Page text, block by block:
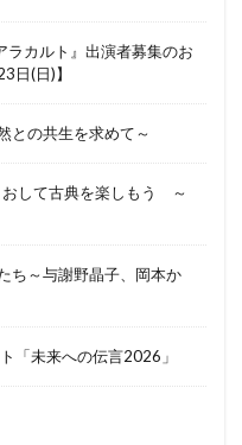
カルト』出演者募集のお
日(日)】
の共生を求めて～
して古典を楽しもう ～
ち～与謝野晶子、岡本か
未来への伝言2026」